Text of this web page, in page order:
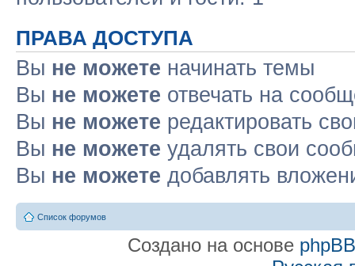
ПРАВА ДОСТУПА
Вы не можете начинать темы
Вы не можете отвечать на
Вы не можете редактировать
Вы не можете удалять свои
Вы не можете добавлять
Список форумов
Создано на основе phpBB